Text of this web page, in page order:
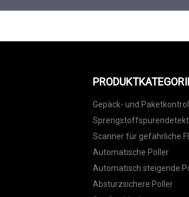
Gepäck- und
Scanner für gefährliche
Automatische Poller
Automatisch steigende
Absturzsichere Poller